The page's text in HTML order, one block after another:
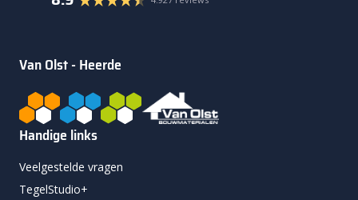
Van Olst - Heerde
Handige links
Veelgestelde vragen
TegelStudio+